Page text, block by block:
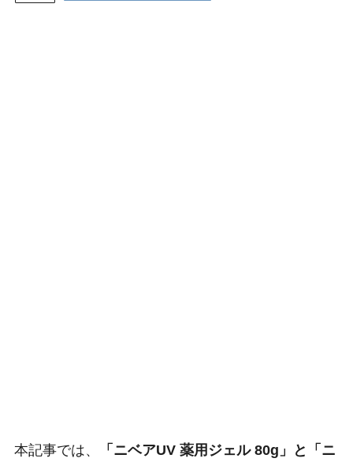
本記事では、 「ニベアUV 薬用ジェル 80g」と「ニ